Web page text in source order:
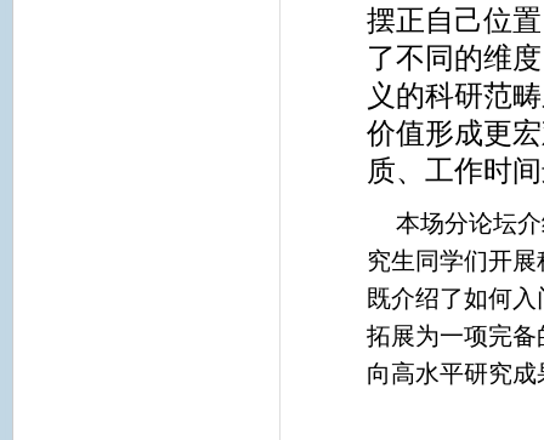
摆正自己位
了不同的维
义的科研范
价值形成更
质、工作时
本场分论坛
究生同学们开
既介绍了如何
拓展为一项完
向高水平研究